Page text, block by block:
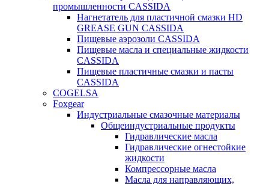
промышленности CASSIDA
Нагнетатель для пластичной смазки HD
GREASE GUN CASSIDA
Пищевые аэрозоли CASSIDA
Пищевые масла и специальные жидкости
CASSIDA
Пищевые пластичные смазки и пасты
CASSIDA
COGELSA
Foxgear
Индустриальные смазочные материалы
Общеиндустриальные продукты
Гидравлические масла
Гидравлические огнестойкие
жидкости
Компрессорные масла
Масла для направляющих,